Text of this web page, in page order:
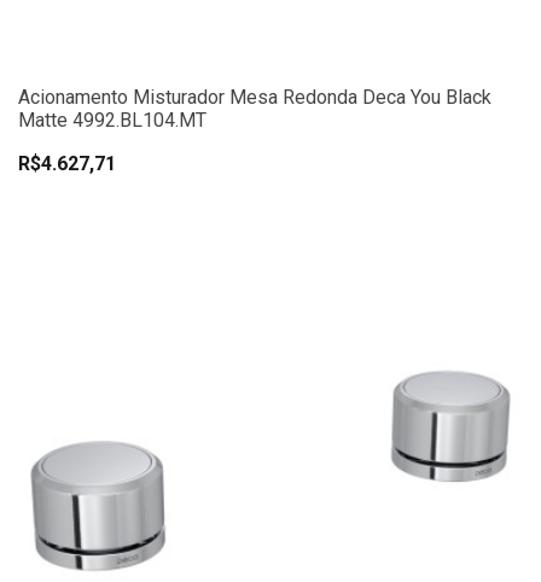
Acionamento Misturador Mesa Redonda Deca You Black
Matte 4992.BL104.MT
R$4.627,71